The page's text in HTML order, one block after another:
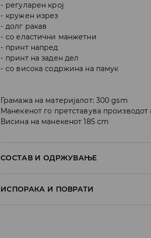
регуларен крој
кружен изрез
долг ракав
со еластични манжетни
принт напред
принт на заден дел
со висока содржина на памук
Грамажа на материјалот: 300 gsm
Манекенот го претставува
Висина на манекенот 185 cm
СОСТАВ И ОДРЖУВАЊЕ
Материјал I: 60.0% ПАМУК, 40.0% ПОЛИЕСТЕР
MAШИНСКO ПЕРЕЊЕ НА МАКС. ТЕМП.
ИСПОРАКА И ПОВРАТИ